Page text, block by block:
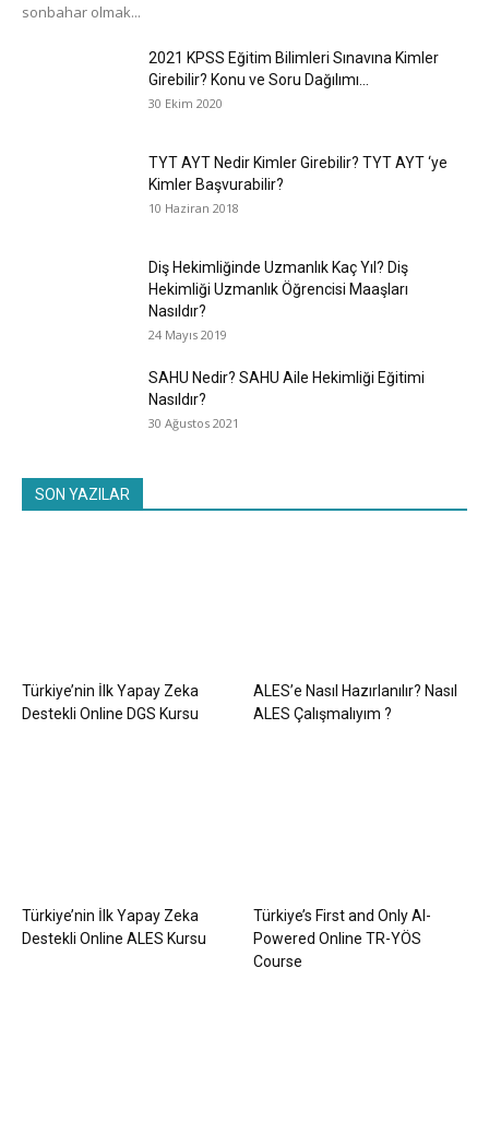
sonbahar olmak...
2021 KPSS Eğitim Bilimleri Sınavına Kimler
Girebilir? Konu ve Soru Dağılımı...
30 Ekim 2020
TYT AYT Nedir Kimler Girebilir? TYT AYT ‘ye
Kimler Başvurabilir?
10 Haziran 2018
Diş Hekimliğinde Uzmanlık Kaç Yıl? Diş
Hekimliği Uzmanlık Öğrencisi Maaşları
Nasıldır?
24 Mayıs 2019
SAHU Nedir? SAHU Aile Hekimliği Eğitimi
Nasıldır?
30 Ağustos 2021
SON YAZILAR
Türkiye’nin İlk Yapay Zeka
Destekli Online DGS Kursu
ALES’e Nasıl Hazırlanılır? Nasıl
ALES Çalışmalıyım ?
Türkiye’nin İlk Yapay Zeka
Destekli Online ALES Kursu
Türkiye’s First and Only AI-
Powered Online TR-YÖS
Course